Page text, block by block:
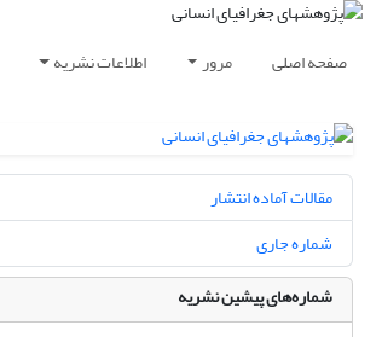
صفحه اصلی مرور اطلاعات نشریه
مقالات آماده انتشار
شماره جاری
شماره‌های پیشین نشریه